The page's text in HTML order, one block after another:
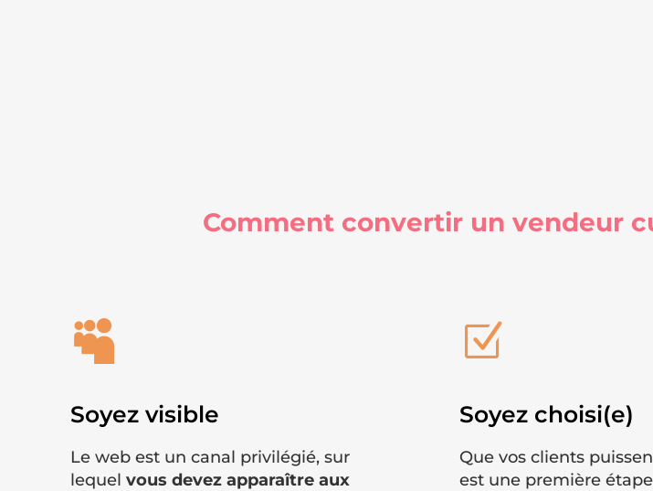
Comment convertir un vendeur

Soyez visible
Le web est un canal privilégié, sur
lequelvous devez apparaître aux
Z
Soyez choisi(e)
Que vos clients
est une première